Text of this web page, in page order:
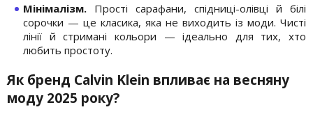
Мінімалізм. Прості сарафани, спідниці-олівці й білі
сорочки — це класика, яка не виходить із моди. Чисті
лінії й стримані кольори — ідеально для тих, хто
любить простоту.
Як бренд Calvin Klein впливає на весняну
моду 2025 року?